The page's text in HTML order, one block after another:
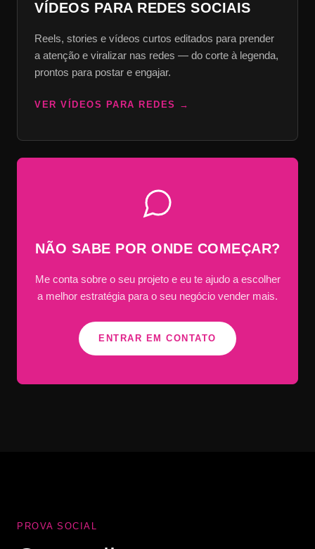
VÍDEOS PARA REDES SOCIAIS
Reels, stories e vídeos curtos editados para prender
a atenção e viralizar nas redes — do corte à legenda,
prontos para postar e engajar.
VER VÍDEOS PARA REDES
NÃO SABE POR ONDE COMEÇAR?
Me conta sobre o seu projeto e eu te ajudo a escolher
a melhor estratégia para o seu negócio vender mais.
ENTRAR EM CONTATO
PROVA SOCIAL